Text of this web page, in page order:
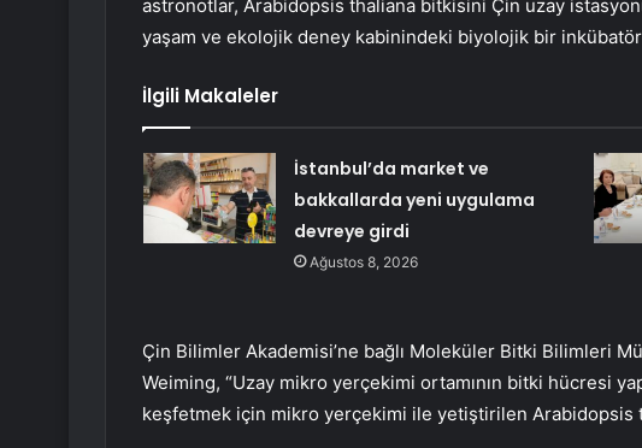
astronotlar, Arabidopsis thaliana bitkisini Çin uzay
yaşam ve ekolojik deney kabinindeki biyolojik bir
İlgili Makaleler
İstanbul’da market ve
bakkallarda yeni uygulama
devreye girdi
Ağustos 8, 2026
Çin Bilimler Akademisi’ne bağlı Moleküler Bitki Bilimleri
Weiming, “Uzay mikro yerçekimi ortamının bitki hücresi
keşfetmek için mikro yerçekimi ile yetiştirilen Arabidopsis